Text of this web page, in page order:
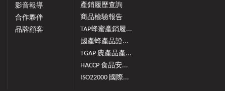
影音報導
合作夥伴
品牌顧客
產銷履歷查詢
商品檢驗報告
TAP蜂蜜產銷履...
國產蜂產品證...
TGAP 農產品產...
HACCP 食品安...
ISO22000 國際...